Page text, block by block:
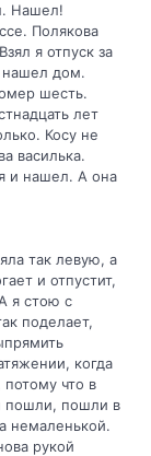
Нашел!
Полякова
я отпуск за
нашел дом.
шесть.
лет
Косу не
василька.
и нашел. А она
так левую, а
и отпустит,
я стою с
поделает,
когда
что в
пошли, пошли в
немаленькой.
рукой